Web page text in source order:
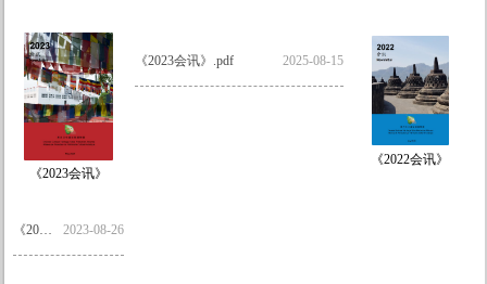
《2023会讯》
2025-08-15
《2023会讯》.pdf
《2022会讯》
2023-08-26
《2022会讯》.pdf